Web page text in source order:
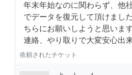
年末年始なのに関わらず、他
でデータを復元して頂けまし
ちらにお願いしようと思いま
連絡、やり取りで大変安心出
依頼されたチケット